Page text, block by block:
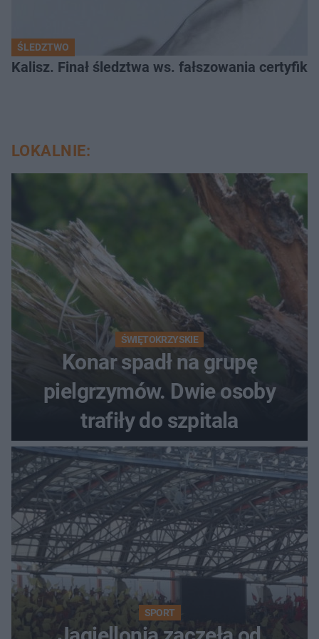
ŚLEDZTWO
Kalisz. Finał śledztwa ws. fałszowania
LOKALNIE:
ŚWIĘTOKRZYSKIE
Konar spadł na grupę
pielgrzymów. Dwie osoby
trafiły do szpitala
SPORT